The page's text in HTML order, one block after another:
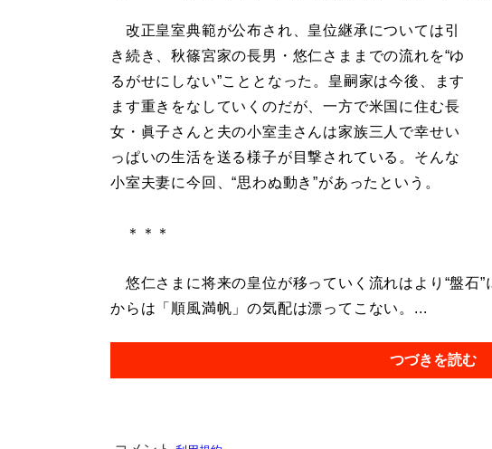
改正皇室典範が公布され、皇位継承については引
き続き、秋篠宮家の長男・悠仁さままでの流れを“ゆ
るがせにしない”こととなった。皇嗣家は今後、ます
ます重きをなしていくのだが、一方で米国に住む長
女・眞子さんと夫の小室圭さんは家族三人で幸せい
っぱいの生活を送る様子が目撃されている。そんな
小室夫妻に今回、“思わぬ動き”があったという。
＊＊＊
悠仁さまに将来の皇位が移っていく流れはより“盤石
からは「順風満帆」の気配は漂ってこない。...
つづきを読む